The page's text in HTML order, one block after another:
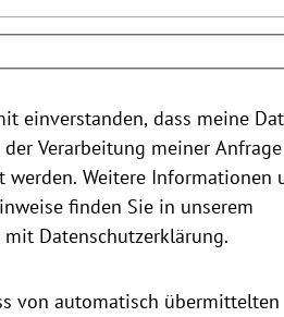
einverstanden, dass meine
der Verarbeitung meiner Anfrage
werden. Weitere Informationen
finden Sie in unserem
mit Datenschutzerklärung.
von automatisch übermittelten